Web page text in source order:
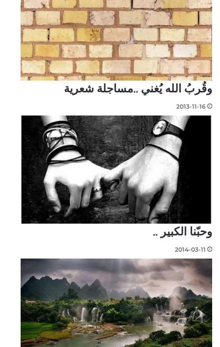
وقُربُ الله يُغني ..مساجلة شعرية
2013-11-16
وحبّنا الكبير ..
2014-03-11